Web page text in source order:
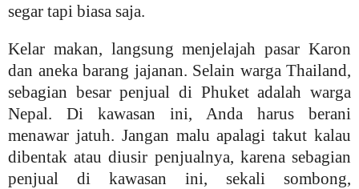
segar tapi biasa saja.
Kelar makan, langsung menjelajah pasar Karon
dan aneka barang jajanan. Selain warga Thailand,
sebagian besar penjual di Phuket adalah warga
Nepal. Di kawasan ini, Anda harus berani
menawar jatuh. Jangan malu apalagi takut kalau
dibentak atau diusir penjualnya, karena sebagian
penjual di kawasan ini, sekali sombong,